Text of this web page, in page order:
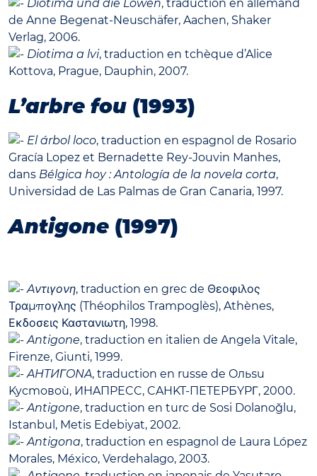
Diotima und die Löwen, traduction en allemand
de Anne Begenat-Neuschäfer, Aachen, Shaker
Verlag, 2006.
Diotima a lvi, traduction en tchèque d’Alice
Kottova, Prague, Dauphin, 2007.
L’arbre fou (1993)
El árbol loco, traduction en espagnol de Rosario
Gracía Lopez et Bernadette Rey-Jouvin Manhes,
dans Bélgica hoy : Antología de la novela corta,
Universidad de Las Palmas de Gran Canaria, 1997.
Antigone (1997)
Aντιγονη, traduction en grec de Θεοφιλος
Τραμπογλης (Théophilos Trampoglès), Athènes,
Εκδοσεις Καστανιωτη, 1998.
Antigone, traduction en italien de Angela Vitale,
Firenze, Giunti, 1999.
AHTИΓONA, traduction en russe de Oльѕu
Kycmoвoù, ИHAПPECC, CAHKT-ПETEPБYPΓ, 2000.
Antigone, traduction en turc de Sosi Dolanoğlu,
Istanbul, Metis Edebiyat, 2002.
Antigona, traduction en espagnol de Laura López
Morales, México, Verdehalago, 2003.